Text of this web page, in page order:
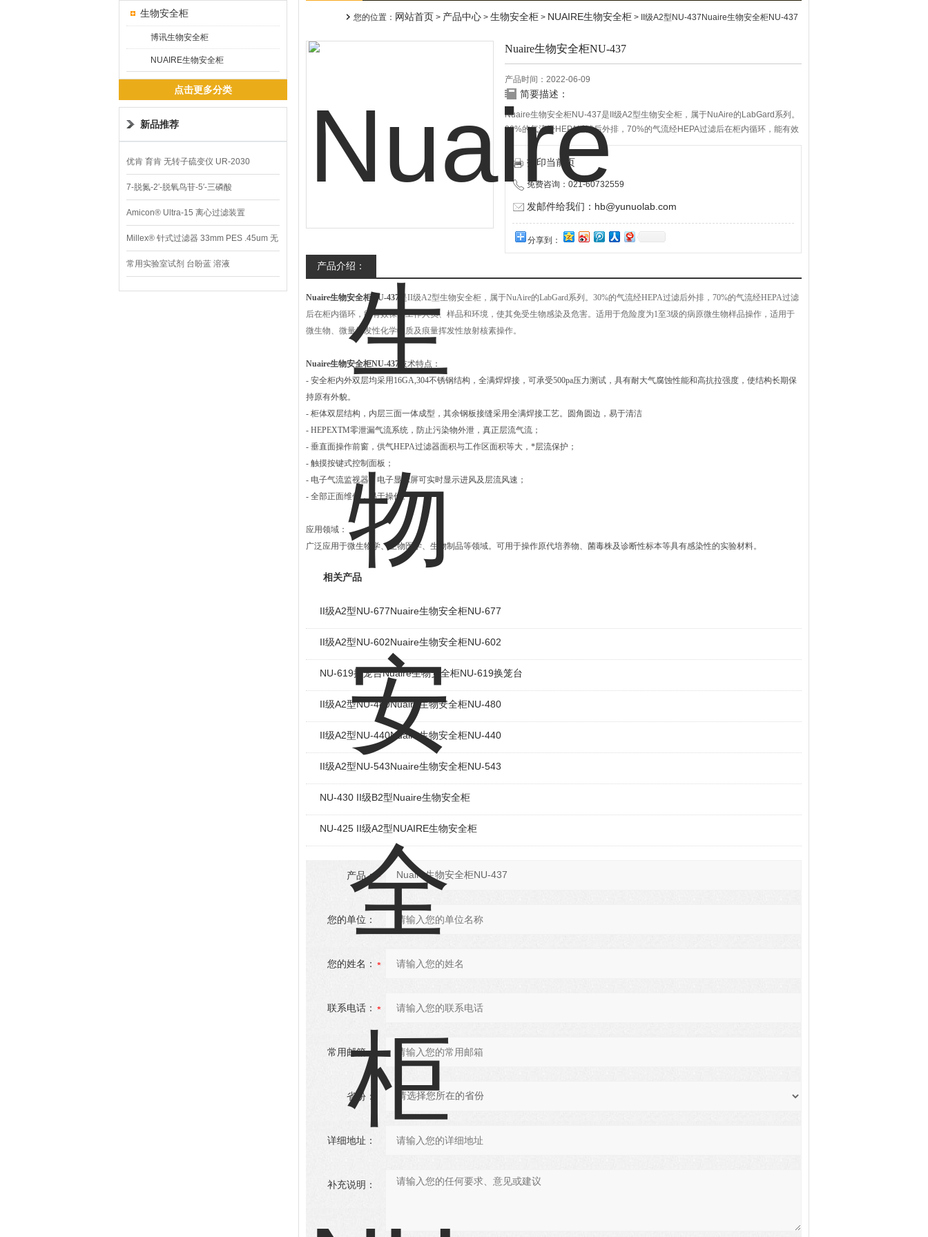
生物安全柜
博讯生物安全柜
NUAIRE生物安全柜
点击更多分类
新品推荐
优肯 育肯 无转子硫变仪 UR-2030
7-脱氮-2′-脱氧鸟苷-5′-三磷酸
Amicon® Ultra-15 离心过滤装置
Millex® 针式过滤器 33mm PES .45um 无
菌
常用实验室试剂 台盼蓝 溶液
您的位置： 网站首页 > 产品中心 > 生物安全柜 > NUAIRE生物安全柜 > II级A2型NU-437Nuaire生物安全柜NU-437
Nuaire生物安全柜NU-437
产品时间：2022-06-09
简要描述：
Nuaire生物安全柜NU-437是II级A2型生物安全柜，属于NuAire的LabGard系列。
30%的气流经HEPA过滤后外排，70%的气流经HEPA过滤后在柜内循环，能有效
保护工作人员、样品和环境，使其免受生物感染及危害。
打印当前页
免费咨询：021-60732559
发邮件给我们：hb@yunuolab.com
分享到：
产品介绍：
Nuaire生物安全柜NU-437
是II级A2型生物安全柜，属于NuAire的LabGard系列。30%的气流经HEPA过滤后外排，70%的气流经HEPA过滤
后在柜内循环，能有效保护工作人员、样品和环境，使其免受生物感染及危害。适用于危险度为1至3级的病原微生物样品操作，适用于
微生物、微量挥发性化学物质及痕量挥发性放射核素操作。
Nuaire生物安全柜NU-437
技术特点：
- 安全柜内外双层均采用16GA,304不锈钢结构，全满焊焊接，可承受500pa压力测试，具有耐大气腐蚀性能和高抗拉强度，使结构长期保
持原有外貌。
- 柜体双层结构，内层三面一体成型，其余钢板接缝采用全满焊接工艺。圆角圆边，易于清洁
- HEPEXTM零泄漏气流系统，防止污染物外泄，真正层流气流；
- 垂直面操作前窗，供气HEPA过滤器面积与工作区面积等大，*层流保护；
- 触摸按键式控制面板；
- 电子气流监视器，电子显示屏可实时显示进风及层流风速；
- 全部正面维修，易于操作。
应用领域：
广泛应用于微生物学、生物医学、生物制品等领域。可用于操作原代培养物、菌毒株及诊断性标本等具有感染性的实验材料。
相关产品
II级A2型NU-677Nuaire生物安全柜NU-677
II级A2型NU-602Nuaire生物安全柜NU-602
NU-619换笼台Nuaire生物安全柜NU-619换笼台
II级A2型NU-480Nuaire生物安全柜NU-480
II级A2型NU-440Nuaire生物安全柜NU-440
II级A2型NU-543Nuaire生物安全柜NU-543
NU-430 II级B2型Nuaire生物安全柜
NU-425 II级A2型NUAIRE生物安全柜
产品：
您的单位：
您的姓名：
联系电话：
常用邮箱：
省份：
详细地址：
补充说明：